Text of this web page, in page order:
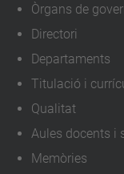
Òrgans de
Directori
Departaments
Titulació i
Qualitat
Aules docents i
Memòries